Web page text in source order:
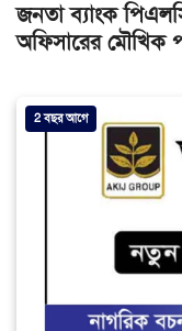
জনতা ব্যাংক
অফিসারের মৌখিক
2 বছর আগে